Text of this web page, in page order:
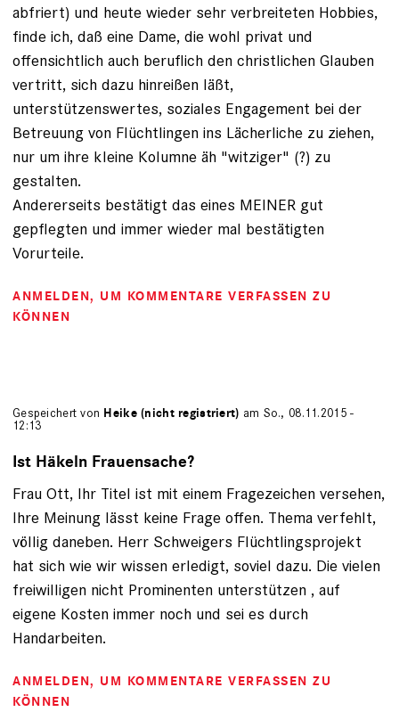
abfriert) und heute wieder sehr verbreiteten Hobbies,
finde ich, daß eine Dame, die wohl privat und
offensichtlich auch beruflich den christlichen Glauben
vertritt, sich dazu hinreißen läßt,
unterstützenswertes, soziales Engagement bei der
Betreuung von Flüchtlingen ins Lächerliche zu ziehen,
nur um ihre kleine Kolumne äh "witziger" (?) zu
gestalten.
Andererseits bestätigt das eines MEINER gut
gepflegten und immer wieder mal bestätigten
Vorurteile.
ANMELDEN, UM KOMMENTARE VERFASSEN ZU
KÖNNEN
Gespeichert von Heike (nicht registriert) am So., 08.11.2015 -
12:13
Ist Häkeln Frauensache?
Frau Ott, Ihr Titel ist mit einem Fragezeichen versehen,
Ihre Meinung lässt keine Frage offen. Thema verfehlt,
völlig daneben. Herr Schweigers Flüchtlingsprojekt
hat sich wie wir wissen erledigt, soviel dazu. Die vielen
freiwilligen nicht Prominenten unterstützen , auf
eigene Kosten immer noch und sei es durch
Handarbeiten.
ANMELDEN, UM KOMMENTARE VERFASSEN ZU
KÖNNEN